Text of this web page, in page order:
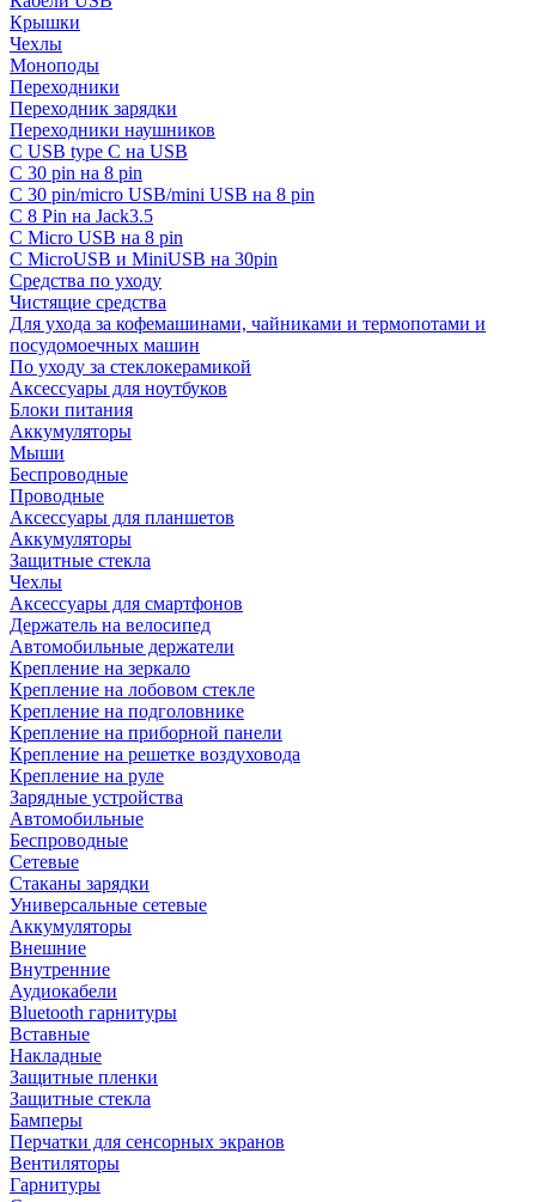
Крышки
Чехлы
Моноподы
Переходники
Переходник зарядки
Переходники наушников
С USB type C на USB
С 30 pin на 8 pin
С 30 pin/micro USB/mini USB на 8 pin
С 8 Pin на Jack3.5
С Micro USB на 8 pin
С MicroUSB и MiniUSB на 30pin
Средства по уходу
Чистящие средства
Для ухода за кофемашинами, чайниками и термопотами и
посудомоечных машин
По уходу за стеклокерамикой
Аксессуары для ноутбуков
Блоки питания
Аккумуляторы
Мыши
Беспроводные
Проводные
Аксессуары для планшетов
Аккумуляторы
Защитные стекла
Чехлы
Аксессуары для смартфонов
Держатель на велосипед
Автомобильные держатели
Крепление на зеркало
Крепление на лобовом стекле
Крепление на подголовнике
Крепление на приборной панели
Крепление на решетке воздуховода
Крепление на руле
Зарядные устройства
Автомобильные
Беспроводные
Сетевые
Стаканы зарядки
Универсальные сетевые
Аккумуляторы
Внешние
Внутренние
Аудиокабели
Bluetooth гарнитуры
Вставные
Накладные
Защитные пленки
Защитные стекла
Бамперы
Перчатки для сенсорных экранов
Вентиляторы
Гарнитуры